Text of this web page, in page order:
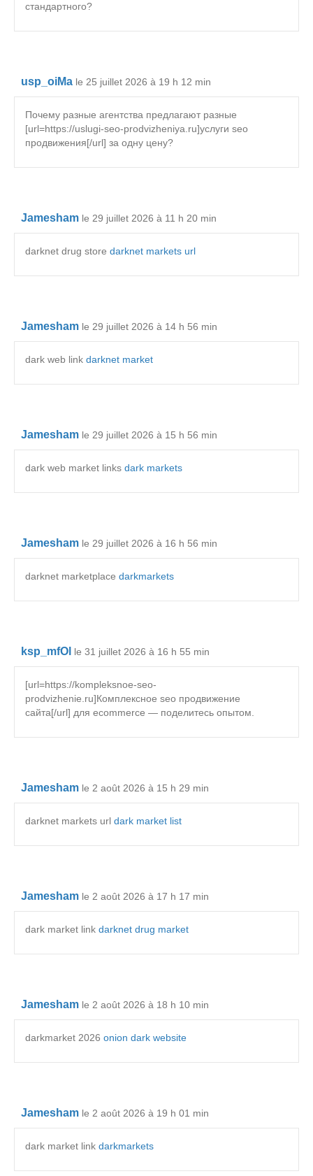
стандартного?
usp_oiMa le 25 juillet 2026 à 19 h 12 min
Почему разные агентства предлагают разные
[url=https://uslugi-seo-prodvizheniya.ru]услуги seo
продвижения[/url] за одну цену?
Jamesham le 29 juillet 2026 à 11 h 20 min
darknet drug store darknet markets url
Jamesham le 29 juillet 2026 à 14 h 56 min
dark web link darknet market
Jamesham le 29 juillet 2026 à 15 h 56 min
dark web market links dark markets
Jamesham le 29 juillet 2026 à 16 h 56 min
darknet marketplace darkmarkets
ksp_mfOl le 31 juillet 2026 à 16 h 55 min
[url=https://kompleksnoe-seo-
prodvizhenie.ru]Комплексное seo продвижение
сайта[/url] для ecommerce — поделитесь опытом.
Jamesham le 2 août 2026 à 15 h 29 min
darknet markets url dark market list
Jamesham le 2 août 2026 à 17 h 17 min
dark market link darknet drug market
Jamesham le 2 août 2026 à 18 h 10 min
darkmarket 2026 onion dark website
Jamesham le 2 août 2026 à 19 h 01 min
dark market link darkmarkets